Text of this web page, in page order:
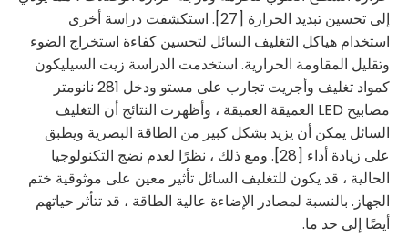
إلى تحسين تبديد الحرارة [27]. استكشفت دراسة أخرى
استخدام هياكل التغليف السائل لتحسين كفاءة استخراج الضوء
وتقليل المقاومة الحرارية. استخدمت الدراسة زيت السيليكون
كمواد تغليف وأجريت تجارب على مستو ودخل 281 نانومتر
مصابيح LED العميقة العميقة ، وأظهرت النتائج أن التغليف
السائل يمكن أن يزيد بشكل كبير من الطاقة البصرية ويطبق
على زيادة أداء [28]. ومع ذلك ، نظرًا لعدم نضج التكنولوجيا
الحالية ، قد يكون للتغليف السائل تأثير معين على موثوقية ختم
الجهاز. بالنسبة لمصادر الإضاءة عالية الطاقة ، قد تتأثر حياتهم
أيضًا إلى حد ما.